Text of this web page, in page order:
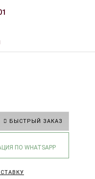
БЫСТРЫЙ ЗАКАЗ
ПО WHATSAPP